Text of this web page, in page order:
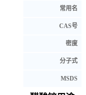
常用名
CAS号
密度
分子式
MSDS